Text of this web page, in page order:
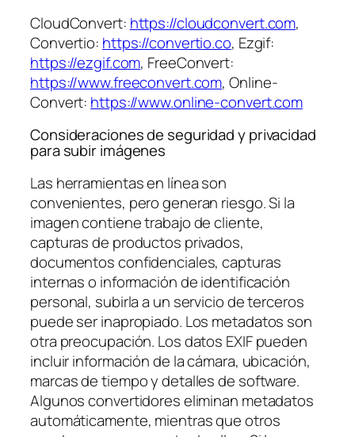
CloudConvert: https://cloudconvert.com,
Convertio: https://convertio.co, Ezgif:
https://ezgif.com, FreeConvert:
https://www.freeconvert.com, Online-
Convert: https://www.online-convert.com
Consideraciones de seguridad y privacidad
para subir imágenes
Las herramientas en línea son
convenientes, pero generan riesgo. Si la
imagen contiene trabajo de cliente,
capturas de productos privados,
documentos confidenciales, capturas
internas o información de identificación
personal, subirla a un servicio de terceros
puede ser inapropiado. Los metadatos son
otra preocupación. Los datos EXIF pueden
incluir información de la cámara, ubicación,
marcas de tiempo y detalles de software.
Algunos convertidores eliminan metadatos
automáticamente, mientras que otros